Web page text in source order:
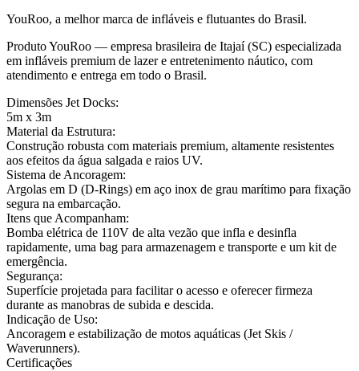
YouRoo, a melhor marca de infláveis e flutuantes do Brasil.
Produto YouRoo — empresa brasileira de Itajaí (SC) especializada
em infláveis premium de lazer e entretenimento náutico, com
atendimento e entrega em todo o Brasil.
Dimensões Jet Docks:
5m x 3m
Material da Estrutura:
Construção robusta com materiais premium, altamente resistentes
aos efeitos da água salgada e raios UV.
Sistema de Ancoragem:
Argolas em D (D-Rings) em aço inox de grau marítimo para fixação
segura na embarcação.
Itens que Acompanham:
Bomba elétrica de 110V de alta vezão que infla e desinfla
rapidamente, uma bag para armazenagem e transporte e um kit de
emergência.
Segurança:
Superfície projetada para facilitar o acesso e oferecer firmeza
durante as manobras de subida e descida.
Indicação de Uso:
Ancoragem e estabilização de motos aquáticas (Jet Skis /
Waverunners).
Certificações